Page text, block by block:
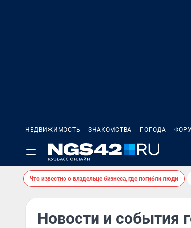
НЕДВИЖИМОСТЬ ЗНАКОМСТВА ПОГОДА
Что известно о владельце бизнеса, где погибли люди
Новости и события